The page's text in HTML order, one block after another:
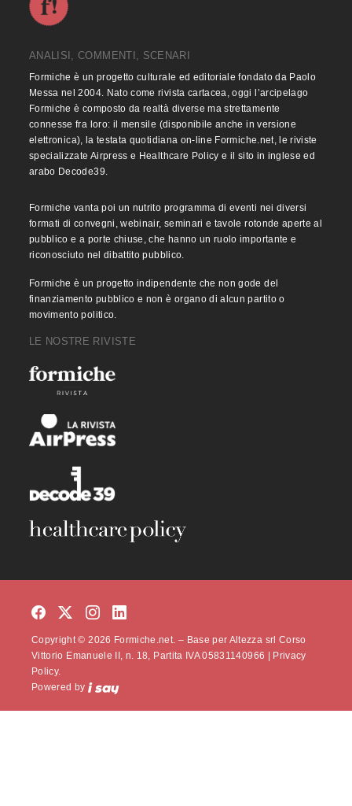
ANALISI, COMMENTI, SCENARI
Formiche è un progetto culturale ed editoriale fondato da Paolo
Messa nel 2004. Nato come rivista cartacea, oggi l’arcipelago
Formiche è composto da realtà diverse ma strettamente
connesse fra loro: il mensile (disponibile anche in versione
elettronica), la testata quotidiana on-line Formiche.net, le riviste
specializzate Airpress e Healthcare Policy e il sito in inglese ed
arabo Decode39.
Formiche vanta poi un nutrito programma di eventi nei diversi
formati di convegni, webinair, seminari e tavole rotonde aperte al
pubblico e a porte chiuse, che hanno un ruolo importante e
riconosciuto nel dibattito pubblico.
Formiche è un progetto indipendente che non gode del
finanziamento pubblico e non è organo di alcun partito o
movimento politico.
LE NOSTRE RIVISTE
Copyright © 2026 Formiche.net. – Base per Altezza srl Corso
Vittorio Emanuele II, n. 18, Partita IVA 05831140966 |
Privacy
Policy.
Powered by